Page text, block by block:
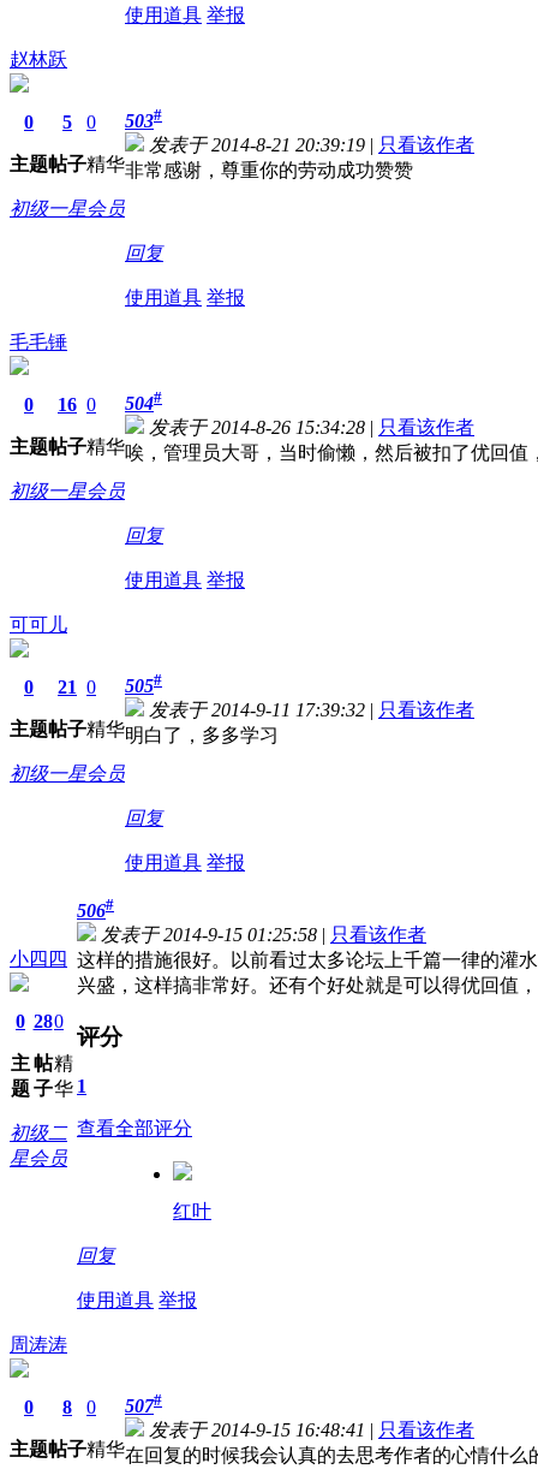
使用道具 举报
赵林跃
0
主题
5
帖子
0
精华
初级一星会员
503#
发表于 2014-8-21 20:39:19 | 只看该作者
非常感谢，尊重你的劳动成功赞赞
回复
使用道具 举报
毛毛锤
0
主题
16
帖子
0
精华
初级一星会员
504#
发表于 2014-8-26 15:34:28 | 只看该作者
唉，管理员大哥，当时偷懒，然后被扣了优回
回复
使用道具 举报
可可儿
0
主题
21
帖子
0
精华
初级一星会员
505#
发表于 2014-9-11 17:39:32 | 只看该作者
明白了，多多学习
回复
使用道具 举报
小四四
0
主
题
28
帖
子
0
精
华
初级二
星会员
506#
发表于 2014-9-15 01:25:58 | 只看该作者
这样的措施很好。以前看过太多论坛上千篇一律的灌
兴盛，这样搞非常好。还有个好处就是可以得优回值
评分
1
查看全部评分
红叶
回复
使用道具 举报
周涛涛
0
主题
8
帖子
0
精华
507#
发表于 2014-9-15 16:48:41 | 只看该作者
在回复的时候我会认真的去思考作者的心情什么